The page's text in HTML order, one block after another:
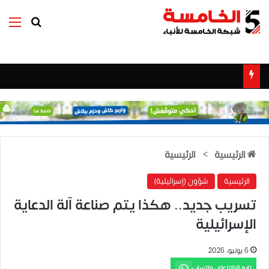
بحث عن
الرئيسية > الرئيسية
الرئيسية شؤون (إسرائيلية)
تسريب جديد.. هكذا يتم صناعة آلة الدعاية
الإسرائيلية
6 يونيو، 2026